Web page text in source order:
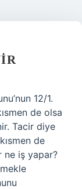
12/1.
de olsa
Tacir diye
de
ne iş yapar?